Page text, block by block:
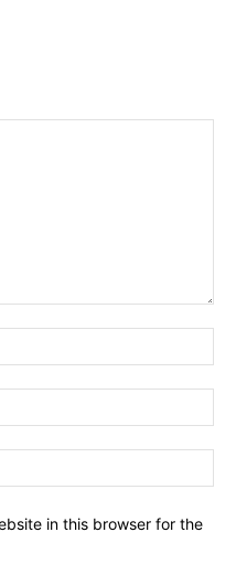
in this browser for the